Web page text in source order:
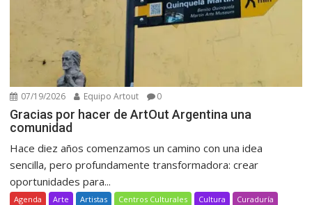
07/19/2026 Equipo Artout 0
Gracias por hacer de ArtOut Argentina una
comunidad
Hace diez años comenzamos un camino con una idea
sencilla, pero profundamente transformadora: crear
oportunidades para...
Agenda Arte Artistas Centros Culturales Cultura
Curaduría